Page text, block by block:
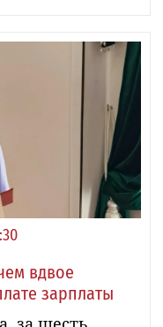
вдвое
зарплаты